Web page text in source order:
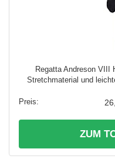
Regatta Andreson VIII
Stretchmaterial und
ZUM